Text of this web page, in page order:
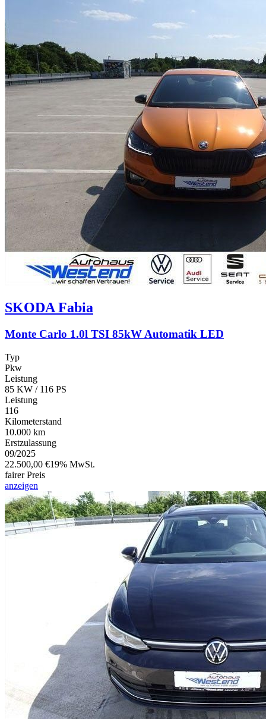
SKODA Fabia
Monte Carlo 1.0l TSI 85kW Automatik LED
Typ
Pkw
Leistung
85 KW / 116 PS
Leistung
116
Kilometerstand
10.000 km
Erstzulassung
09/2025
22.500,00 €19% MwSt.
fairer Preis
anzeigen